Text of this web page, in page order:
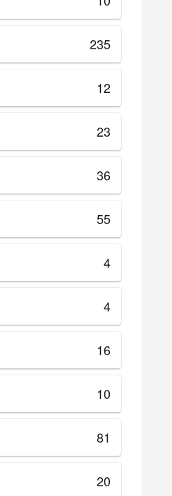
235
12
23
36
55
4
4
16
10
81
20